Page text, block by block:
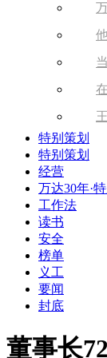
特别策划
特别策划
经营
万达30年·
工作法
读书
安全
榜单
义工
要闻
封底
董事长